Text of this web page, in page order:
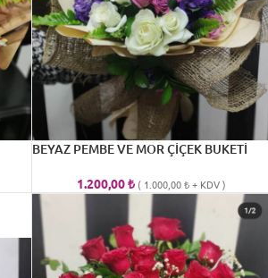
BEYAZ PEMBE VE MOR ÇİÇEK BUKETİ
1.200,00₺ ( 1.000,00₺+ KDV )